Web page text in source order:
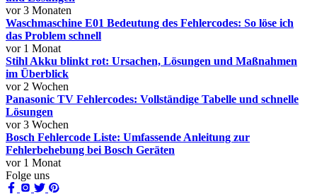
vor 3 Monaten
Waschmaschine E01 Bedeutung des Fehlercodes: So löse ich
das Problem schnell
vor 1 Monat
Stihl Akku blinkt rot: Ursachen, Lösungen und Maßnahmen
im Überblick
vor 2 Wochen
Panasonic TV Fehlercodes: Vollständige Tabelle und schnelle
Lösungen
vor 3 Wochen
Bosch Fehlercode Liste: Umfassende Anleitung zur
Fehlerbehebung bei Bosch Geräten
vor 1 Monat
Folge uns